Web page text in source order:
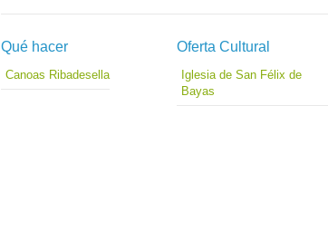
Qué hacer
Canoas Ribadesella
Oferta Cultural
Iglesia de San Félix de
Bayas